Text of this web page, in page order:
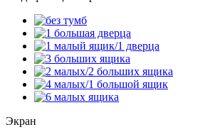
Экран